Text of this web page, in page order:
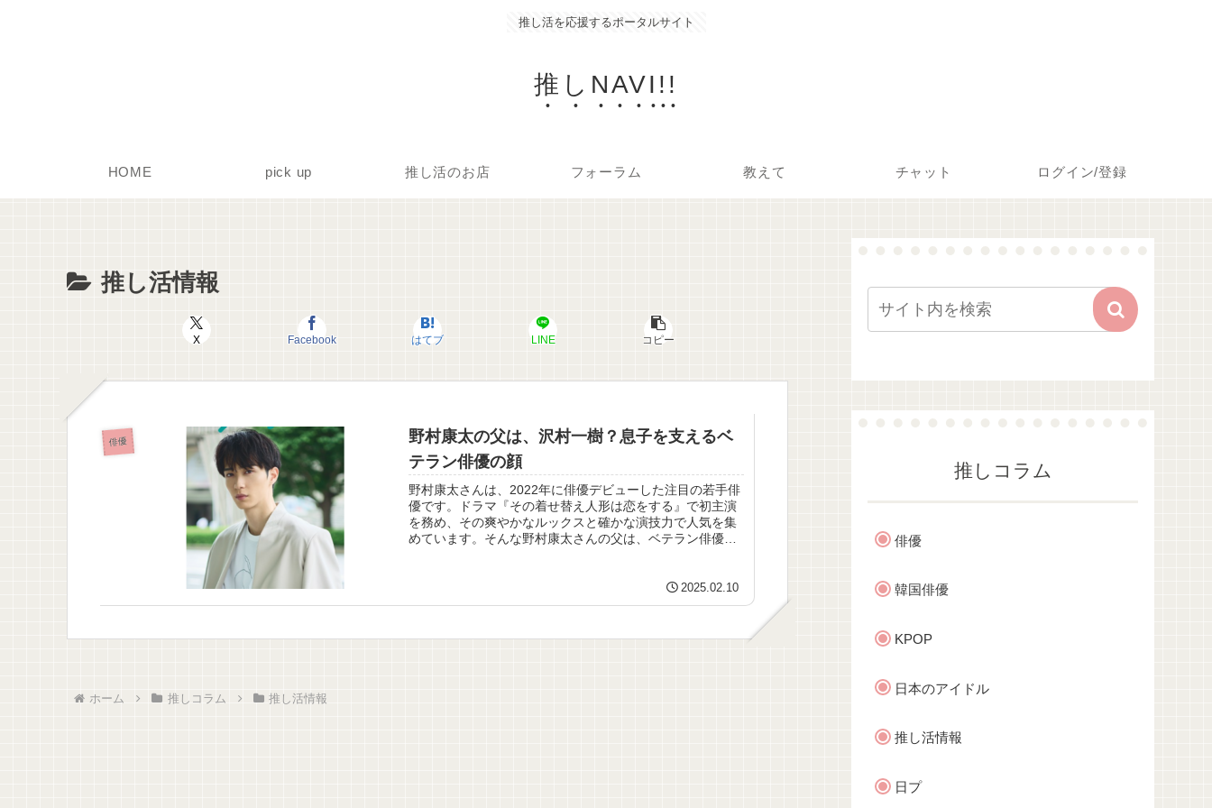
推し活を応援するポータルサイト
推しNAVI!!
HOME pick up 推し活のお店 フォーラム 教えて チャット ログイン/登録
推し活情報
X Facebook はてブ LINE コピー
俳優
野村康太の父は、沢村一樹？息子を支えるベ
テラン俳優の顔
野村康太さんは、2022年に俳優デビューした注目の若手俳
優です。ドラマ『その着せ替え人形は恋をする』で初主演
を務め、その爽やかなルックスと確かな演技力で人気を集
めています。そんな野村康太さんの父は、ベテラン俳優の
2025.02.10
ホーム 推しコラム 推し活情報
推しコラム
俳優
韓国俳優
KPOP
日本のアイドル
推し活情報
日プ